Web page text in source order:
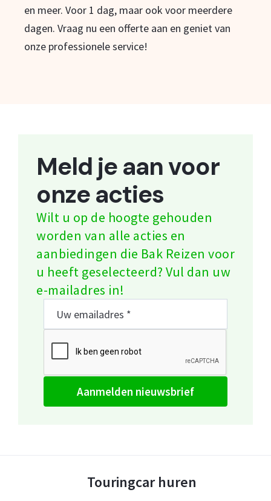
en meer. Voor 1 dag, maar ook voor meerdere
dagen. Vraag nu een offerte aan en geniet van
onze professionele service!
Meld je aan voor
onze acties
Wilt u op de hoogte gehouden
worden van alle acties en
aanbiedingen die Bak Reizen voor
u heeft geselecteerd? Vul dan uw
e-mailadres in!
aanmelden nieuwsbrief
Touringcar huren